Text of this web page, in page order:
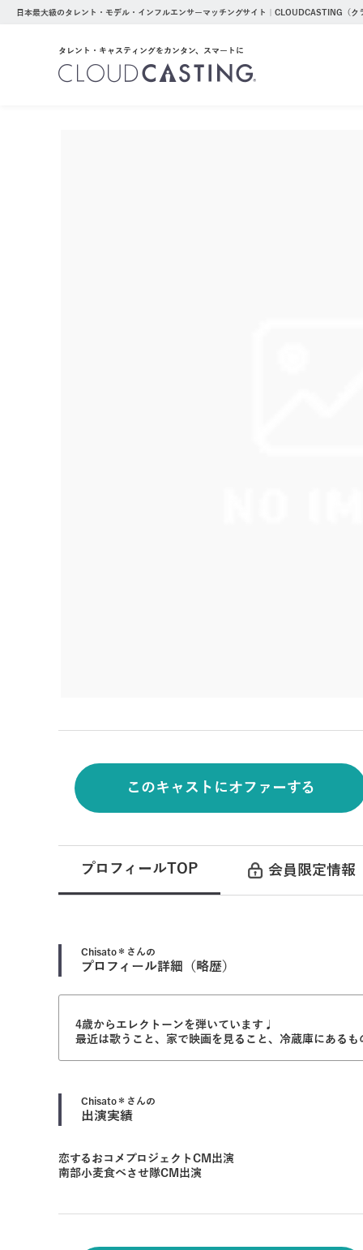
日本最大級のタレント・モデル・インフルエンサーマッチングサイト｜CLOUDCASTING（ク
タレント・キャスティングをカンタン、スマートに
このキャストにオファーする
プロフィールTOP 会員限定情報
Chisato＊ さんの
プロフィール詳細（略歴）
4歳からエレクトーンを弾いています♩
最近は歌うこと、家で映画を見ること、冷蔵庫にあ
Chisato＊ さんの
出演実績
恋するおコメプロジェクトCM出演
南部小麦食べさせ隊CM出演